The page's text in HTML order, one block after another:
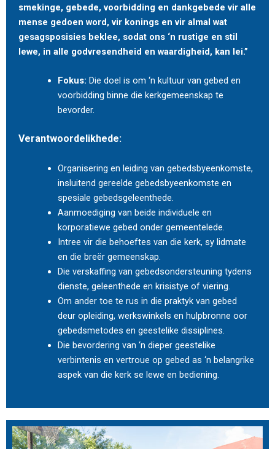
smekinge, gebede, voorbidding en dankgebede vir alle
mense gedoen word, vir konings en vir almal wat
gesagsposisies beklee, sodat ons ‘n rustige en stil
lewe, in alle godvresendheid en waardigheid, kan lei.”
Fokus: Die doel is om ‘n kultuur van gebed en
voorbidding binne die kerkgemeenskap te
bevorder.
Verantwoordelikhede:
Organisering en leiding van gebedsbyeenkomste,
insluitend gereelde gebedsbyeenkomste en
spesiale gebedsgeleenthede.
Aanmoediging van beide individuele en
korporatiewe gebed onder gemeentelede.
Intree vir die behoeftes van die kerk, sy lidmate
en die breër gemeenskap.
Die verskaffing van gebedsondersteuning tydens
dienste, geleenthede en krisistye of viering.
Om ander toe te rus in die praktyk van gebed
deur opleiding, werkswinkels en hulpbronne oor
gebedsmetodes en geestelike dissiplines.
Die bevordering van ‘n dieper geestelike
verbintenis en vertroue op gebed as ‘n belangrike
aspek van die kerk se lewe en bediening.